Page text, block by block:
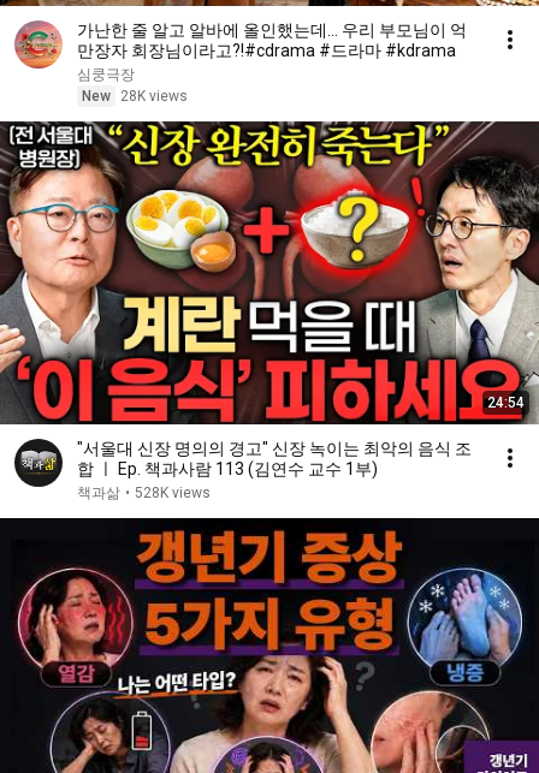
가난한 줄 알고 알바에 올인했는데... 우리 부모님이 억
만장자 회장님이라고?!#cdrama #드라마 #kdrama
심쿵극장
New
28K views
24:54
"서울대 신장 명의의 경고" 신장 녹이는 최악의 음식 조
합 ㅣ Ep. 책과사람 113 (김연수 교수 1부)
책과삶 • 528K views